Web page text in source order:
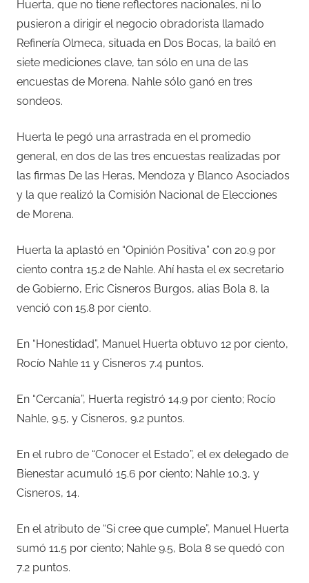
Huerta, que no tiene reflectores nacionales, ni lo
pusieron a dirigir el negocio obradorista llamado
Refinería Olmeca, situada en Dos Bocas, la bailó en
siete mediciones clave, tan sólo en una de las
encuestas de Morena. Nahle sólo ganó en tres
sondeos.
Huerta le pegó una arrastrada en el promedio
general, en dos de las tres encuestas realizadas por
las firmas De las Heras, Mendoza y Blanco Asociados
y la que realizó la Comisión Nacional de Elecciones
de Morena.
Huerta la aplastó en “Opinión Positiva” con 20.9 por
ciento contra 15.2 de Nahle. Ahí hasta el ex secretario
de Gobierno, Eric Cisneros Burgos, alias Bola 8, la
venció con 15.8 por ciento.
En “Honestidad”, Manuel Huerta obtuvo 12 por ciento,
Rocío Nahle 11 y Cisneros 7.4 puntos.
En “Cercanía”, Huerta registró 14.9 por ciento; Rocío
Nahle, 9.5, y Cisneros, 9.2 puntos.
En el rubro de “Conocer el Estado”, el ex delegado de
Bienestar acumuló 15.6 por ciento; Nahle 10.3, y
Cisneros, 14.
En el atributo de “Si cree que cumple”, Manuel Huerta
sumó 11.5 por ciento; Nahle 9.5, Bola 8 se quedó con
7.2 puntos.